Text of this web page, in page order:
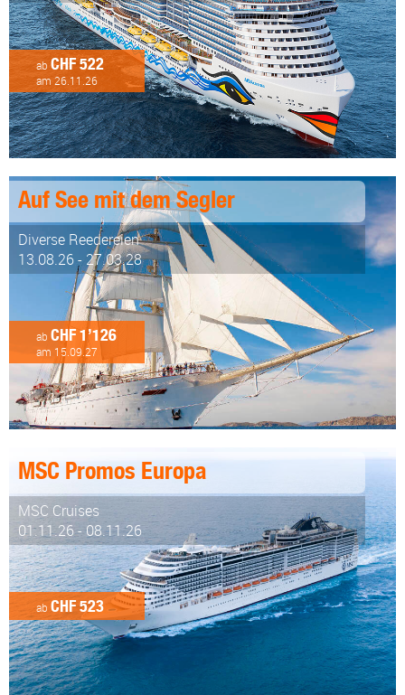
ab CHF 522
am 26.11.26
Auf See mit dem Segler
Diverse Reedereien
13.08.26 - 27.03.28
ab CHF 1’126
am 15.09.27
MSC Promos Europa
MSC Cruises
01.11.26 - 08.11.26
ab CHF 523